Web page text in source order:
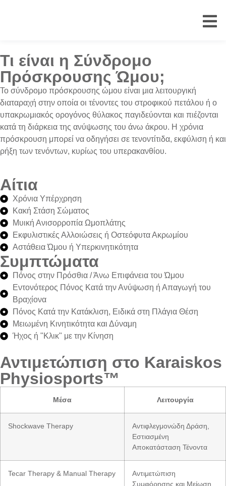
Τι είναι η Σύνδρομο
Πρόσκρουσης Ώμου;
Το σύνδρομο πρόσκρουσης ώμου είναι μια λειτουργική
διαταραχή στην οποία οι τένοντες του στροφικού πετάλου ή ο
υπακρωμιακός ορογόνος θύλακος παγιδεύονται και πιέζονται
κατά τη διάρκεια της ανύψωσης του άνω άκρου. Η χρόνια
πρόσκρουση μπορεί να οδηγήσει σε τενοντίτιδα, εκφύλιση ή και
ρήξη των τενόντων, κυρίως του υπερακανθίου.
Αίτια
Χρόνια Υπέρχρηση
Κακή Στάση Σώματος
Μυική Ανισορροπία Ωμοπλάτης
Εκφυλιστικές Αλλοιώσεις ή Οστεόφυτα Ακρωμίου
Αστάθεια Ώμου ή Υπερκινητικότητα
Συμπτώματα
Πόνος στην Πρόσθια / Άνω Επιφάνεια του Ώμου
Εντονότερος Πόνος Κατά την Ανύψωση ή Απαγωγή του
Βραχίονα
Πόνος Κατά την Κατάκλιση, Ειδικά στη Πλάγια Θέση
Μειωμένη Κινητικότητα και Δύναμη
Ήχος ή "Κλικ" με την Κίνηση
Αντιμετώπιση στο Karaiskos
Physiosports™
Μέσα Λειτουργία
Shockwave Therapy
Αντιφλεγμονώδη Δράση,
Εστιασμένη
Αποκατάσταση Τένοντα
Tecar Therapy & Manual Therapy
Αντιμετώπιση
Συμφόρησης και Μείωση